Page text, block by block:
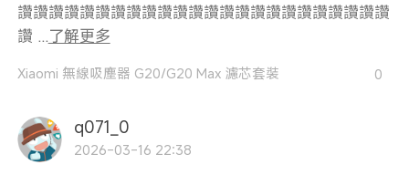
讚讚讚讚讚讚讚讚讚讚讚讚讚讚讚讚讚讚讚讚讚讚讚讚
讚 ...了解更多
Xiaomi 無線吸塵器 G20/G20 Max 濾芯套裝 0
q071_0
2026-03-16 22:38